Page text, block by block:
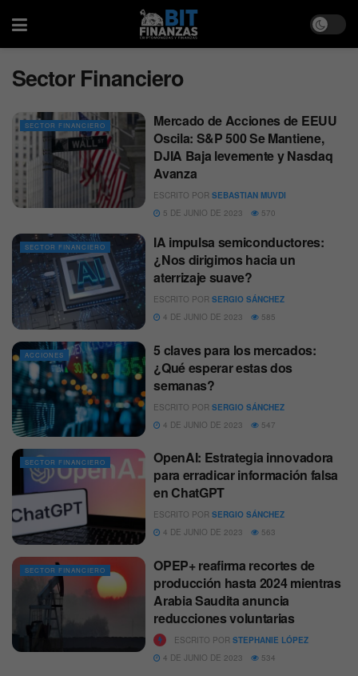
Sector Financiero
SECTOR FINANCIERO
Mercado de Acciones de EEUU
Oscila: S&P 500 Se Mantiene,
DJIA Baja levemente y Nasdaq
Avanza
ESCRITO POR SEBASTIAN MUVDI
5 DE JUNIO DE 2023
570
SECTOR FINANCIERO
IA impulsa semiconductores:
¿Nos dirigimos hacia un
aterrizaje suave?
ESCRITO POR SERGIO SÁNCHEZ
4 DE JUNIO DE 2023
585
ACCIONES
5 claves para los mercados:
¿Qué esperar estas dos
semanas?
ESCRITO POR SERGIO SÁNCHEZ
4 DE JUNIO DE 2023
547
SECTOR FINANCIERO
OpenAI: Estrategia innovadora
para erradicar información falsa
en ChatGPT
ESCRITO POR SERGIO SÁNCHEZ
4 DE JUNIO DE 2023
563
SECTOR FINANCIERO
OPEP+ reafirma recortes de
producción hasta 2024 mientras
Arabia Saudita anuncia
reducciones voluntarias
ESCRITO POR STEPHANIE LÓPEZ
4 DE JUNIO DE 2023
534